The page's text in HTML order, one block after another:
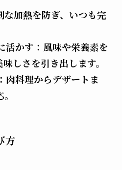
加熱を防ぎ、いつも完
活かす：風味や栄養素を
しさを引き出します。
肉料理からデザートま
方